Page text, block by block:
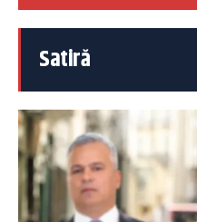
Satiră